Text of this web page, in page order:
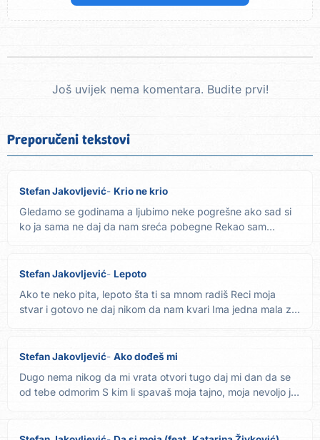
Još uvijek nema komentara. Budite prvi!
Preporučeni tekstovi
Stefan Jakovljević Krio ne krio
Gledamo se godinama a ljubimo neke pogrešne ako sad si
ko ja sama ne daj da nam sreća pobegne Rekao sam
Stefan Jakovljević Lepoto
Ako te neko pita, lepoto šta ti sa mnom radiš Reci moja
stvar i gotovo ne daj nikom da nam kvari Ima jedna mala za
Stefan Jakovljević Ako dođeš mi
Dugo nema nikog da mi vrata otvori tugo daj mi dan da se
od tebe odmorim S kim li spavaš moja tajno, moja nevoljo ja